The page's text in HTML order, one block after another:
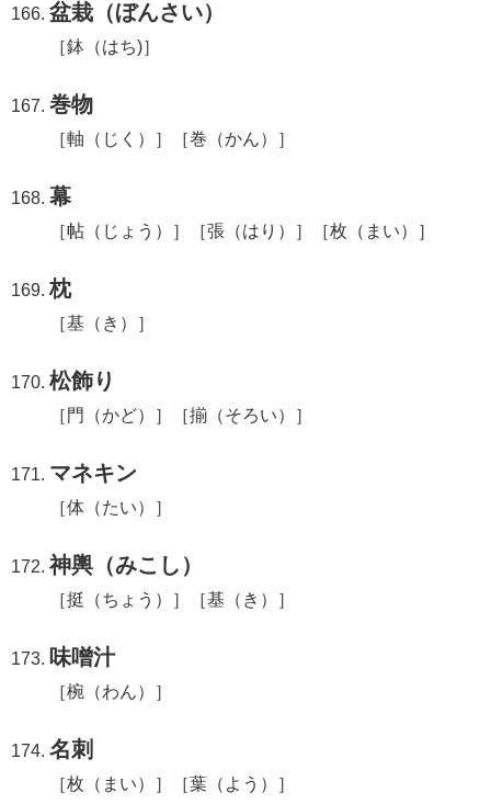
盆栽（ぼんさい）
［鉢（はち)］
巻物
［軸（じく）］［巻（かん）］
幕
［帖（じょう）］［張（はり）］［枚（まい）］
枕
［基（き）］
松飾り
［門（かど）］［揃（そろい）］
マネキン
［体（たい）］
神輿（みこし）
［挺（ちょう）］［基（き）］
味噌汁
［椀（わん）］
名刺
［枚（まい）］［葉（よう）］